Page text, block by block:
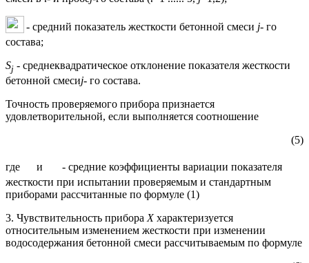
- средний показатель жесткости бетонной смеси j- го
состава;
Sj - среднеквадратическое отклонение показателя жесткости
бетонной смесиj- го состава.
Точность проверяемого прибора признается
удовлетворительной, если выполняется соотношение
(5)
где и
- средние коэффициенты вариации показателя
жесткости при испытании проверяемым и стандартным
приборами рассчитанные по формуле (1)
3. Чувствительность прибора Ххарактеризуется
относительным изменением жесткости при изменении
водосодержания бетонной смеси рассчитываемым по формуле